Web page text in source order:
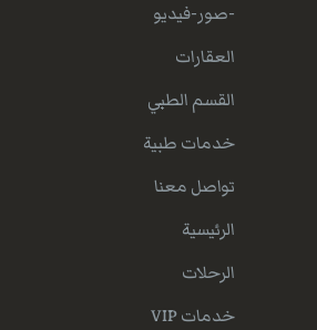
-صور-فيديو
العقارات
القسم الطبي
خدمات طبية
تواصل معنا
الرئيسية
الرحلات
خدمات VIP